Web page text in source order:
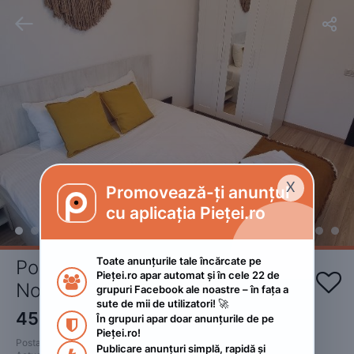
 
Poseidon's Apartament Mamaia
Nord

450 RON
Postat
2022. mai 8.
X
Promovează-ți anunțul
cu aplicația Pieței.ro

Toate anunțurile tale încărcate pe
Pieței.ro apar automat și în cele 22 de
grupuri Facebook ale noastre – în fața a
sute de mii de utilizatori! 🚀

În grupuri apar doar anunțurile de pe
Pieței.ro!
Publicare anunțuri simplă, rapidă și